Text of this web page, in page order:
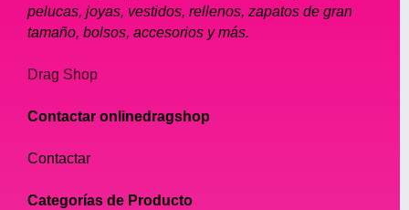
pelucas, joyas, vestidos, rellenos, zapatos de gran
tamaño, bolsos, accesorios y más.
Drag Shop
Contactar onlinedragshop
Contactar
Categorías de Producto